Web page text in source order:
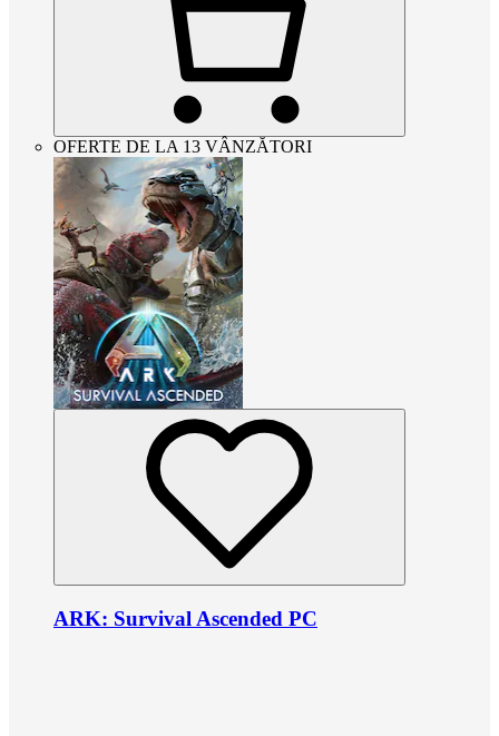
OFERTE DE LA 13 VÂNZĂTORI
ARK: Survival Ascended PC